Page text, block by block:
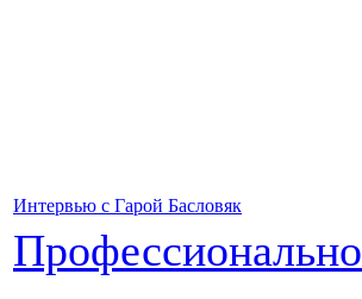
Интервью с Гарой Басловяк
Профессионально